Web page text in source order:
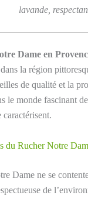
lavande,
Dame en
la région
de qualité et la
le monde fascinant
du Rucher Notre
Dame ne se
de